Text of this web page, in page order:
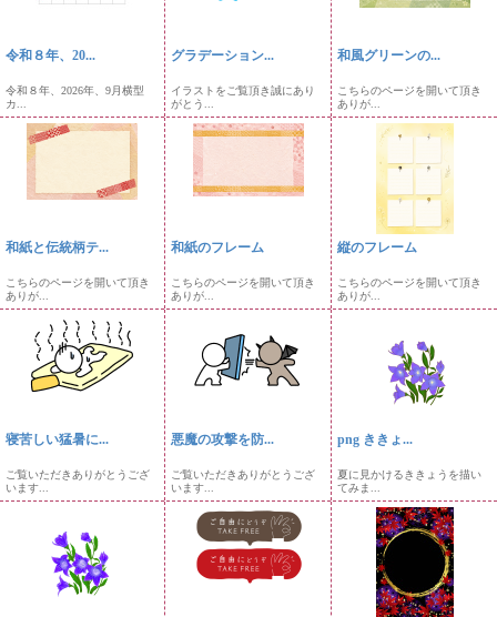
令和８年、20...
令和８年、2026年、9月横型
カ...
グラデーション...
イラストをご覧頂き誠にあり
がとう...
和風グリーンの...
こちらのページを開いて頂き
ありが...
和紙と伝統柄テ...
こちらのページを開いて頂き
ありが...
和紙のフレーム
こちらのページを開いて頂き
ありが...
縦のフレーム
こちらのページを開いて頂き
ありが...
寝苦しい猛暑に...
ご覧いただきありがとうござ
います...
悪魔の攻撃を防...
ご覧いただきありがとうござ
います...
png ききょ...
夏に見かけるききょうを描い
てみま...